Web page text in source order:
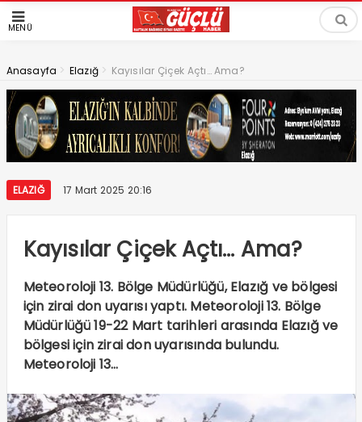
MENÜ
Anasayfa > Elazığ > Kayısılar Çiçek Açtı… Ama?
ELAZIĞ 17 Mart 2025 20:16
Kayısılar Çiçek Açtı… Ama?
Meteoroloji 13. Bölge Müdürlüğü, Elazığ ve bölgesi
için zirai don uyarısı yaptı. Meteoroloji 13. Bölge
Müdürlüğü 19-22 Mart tarihleri arasında Elazığ ve
bölgesi için zirai don uyarısında bulundu.
Meteoroloji 13…